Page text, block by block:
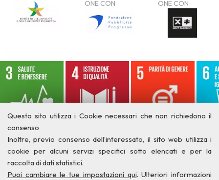
Questo sito utilizza i Cookie necessari che non richiedono il
consenso
Inoltre, previo consenso dell’interessato, il sito web utilizza i
cookie per alcuni servizi specifici sotto elencati e per la
raccolta di dati statistici.
Puoi cambiare le tue impostazioni qui. Ulteriori informazioni